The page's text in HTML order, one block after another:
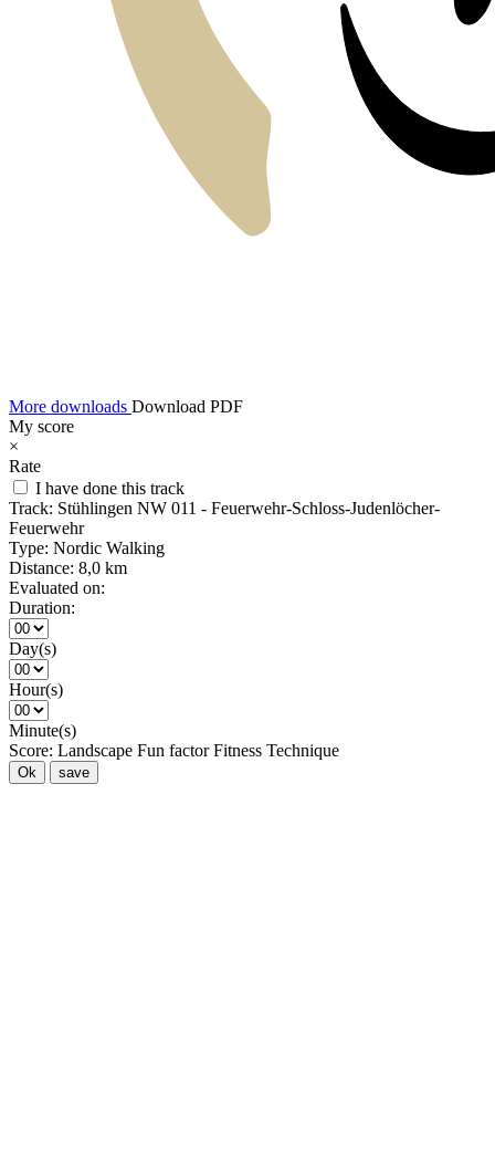
More downloads Download PDF
My score
×
Rate
I have done this track
Track: Stühlingen NW 011 - Feuerwehr-Schloss-Judenlöcher-
Feuerwehr
Type: Nordic Walking
Distance: 8,0 km
Evaluated on:
Duration:
Day(s)
Hour(s)
Minute(s)
Score: Landscape Fun factor Fitness Technique
Ok save